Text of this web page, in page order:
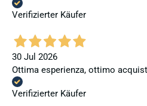
Verifizierter Käufer
30 Jul 2026
Ottima esperienza, ottimo
Verifizierter Käufer